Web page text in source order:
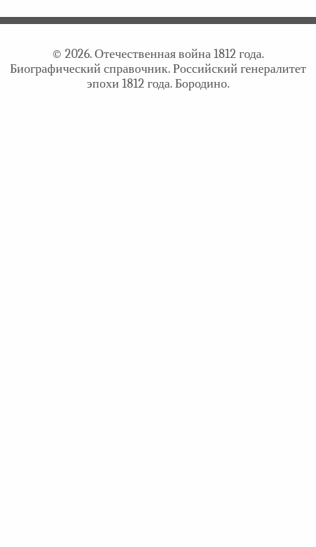
© 2026. Отечественная война 1812 года.
Биографический справочник. Российский генералитет
эпохи 1812 года. Бородино.